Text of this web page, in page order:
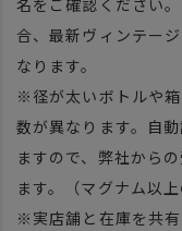
名をご確認ください
合、最新ヴィンテー
なります。
※径が太いボトルや
数が異なります。自
ますので、弊社から
ます。（マグナム以
※実店舗と在庫を共